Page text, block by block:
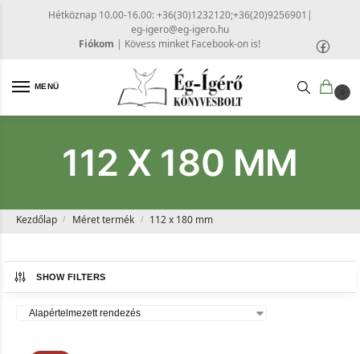
Hétköznap 10.00-16.00: +36(30)1232120;+36(20)9256901 |
eg-igero@eg-igero.hu
Fiókom | Kövess minket Facebook-on is!
MENÜ
0
112 X 180 MM
Kezdőlap / Méret termék / 112 x 180 mm
SHOW FILTERS